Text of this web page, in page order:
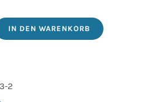
IN DEN WARENKORB
2